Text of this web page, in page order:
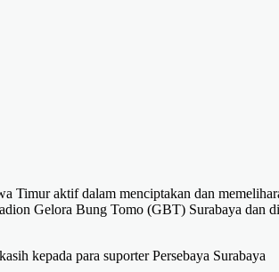
Timur aktif dalam menciptakan dan
Gelora Bung Tomo (GBT) Surabaya dan di
kepada para suporter Persebaya Surabaya